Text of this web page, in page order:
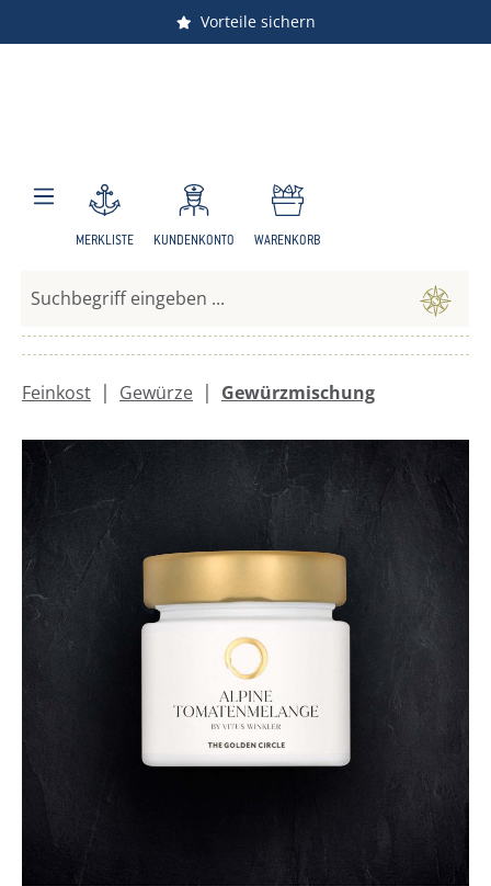
Zum Hauptinhalt springen
Vorteile sichern
Versandkostenfrei ab 150 €
MERKLISTE KUNDENKONTO WARENKORB
Feinkost | Gewürze | Gewürzmischung
Bildergalerie überspringen